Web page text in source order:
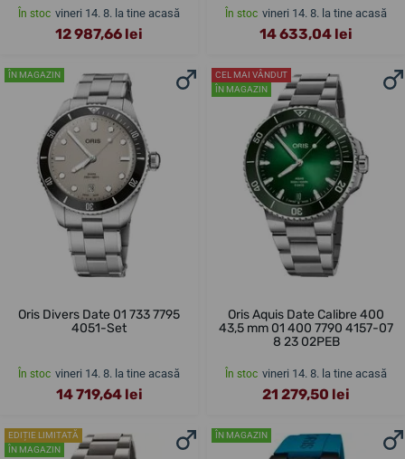
În stoc vineri 14. 8. la tine acasă
12 987,66 lei
În stoc vineri 14. 8. la tine acasă
14 633,04 lei
ÎN MAGAZIN
Oris Divers Date 01 733 7795
4051-Set
În stoc vineri 14. 8. la tine acasă
14 719,64 lei
CEL MAI VÂNDUT
ÎN MAGAZIN
Oris Aquis Date Calibre 400
43,5 mm 01 400 7790 4157-07
8 23 02PEB
În stoc vineri 14. 8. la tine acasă
21 279,50 lei
EDIȚIE LIMITATĂ
ÎN MAGAZIN
ÎN MAGAZIN